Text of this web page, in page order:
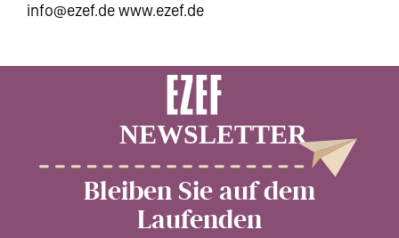
info@ezef.de www.ezef.de
Bleiben Sie auf dem
Laufenden